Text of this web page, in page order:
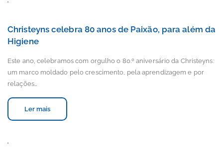
Christeyns celebra 80 anos de Paixão, para além da
Higiene
Este ano, celebramos com orgulho o 80.º aniversário da Christeyns:
um marco moldado pelo crescimento, pela aprendizagem e por
relações…
Ler mais